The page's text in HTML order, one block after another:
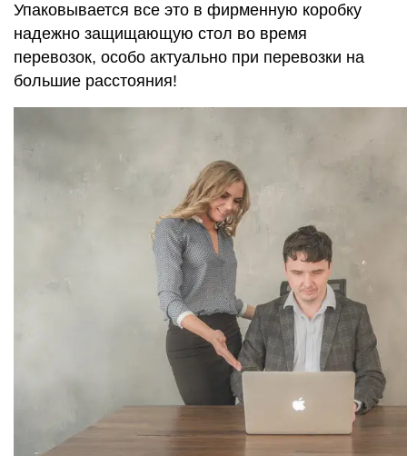
Упаковывается все это в фирменную коробку
надежно защищающую стол во время
перевозок, особо актуально при перевозки на
большие расстояния!